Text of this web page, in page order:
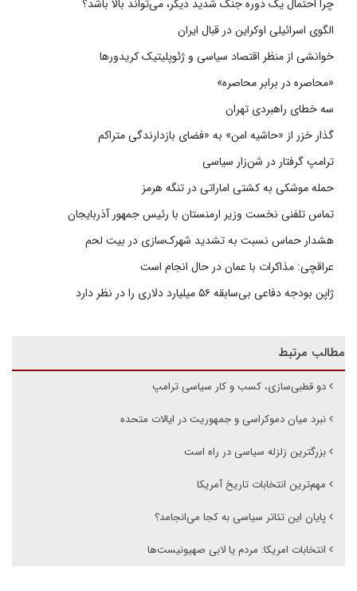
چرا احتمال یک دوره جنگ شدید دیگر، می‌تواند بالا باشد؟
الگوی اسرائیلی اوکراین در قبال ایران
خوانشی از منظر اقتصاد سیاسی و ژئوپلیتیک کریدورها
«محاصره در برابر محاصره»
سه خطای راهبردی تهران
گذار خزر از «حاشیه امن» به «فضای بازدارندگی متراکم
ترامپ گرفتار در شن‌زار سیاسی
حمله موشکی به کشتی اماراتی در تنگه هرمز
تماس تلفنی نخست وزیر ارمنستان با رئیس جمهور آذربایجان
هشدار حماس نسبت به تشدید شهرک‌سازی در بیت‌ لحم
عراقچی: مذاکرات با عمان در حال انجام است
ژاپن بودجه دفاعی بی‌سابقه ۵۶ میلیارد دلاری را در نظر دارد
مطالب مرتبط
دو قطبی‌سازی، کسب و کار سیاسی ترامپ
نبرد میان دموکراسی و جمهوریت در ایالات متحده
بزرگترین زلزله سیاسی در راه است
مهم‌ترین انتخابات تاریخ آمریکا
پایان این تئاتر سیاسی به کجا می‌انجامد؟
انتخابات امریکا: مردم یا لابی صهیونیست‌ها